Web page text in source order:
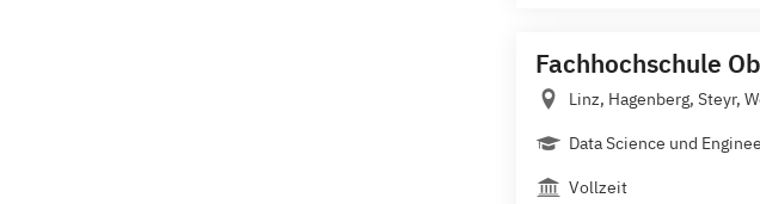
Fachhochschule
Linz, Hagenberg, Steyr,
Data Science und
Vollzeit